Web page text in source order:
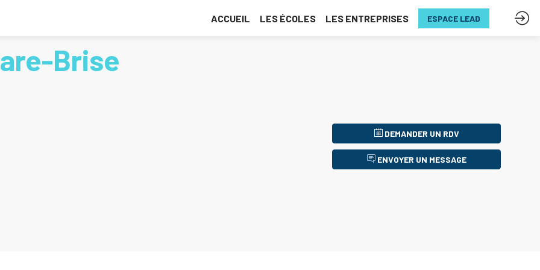
ACCUEIL LES ÉCOLES LES ENTREPRISES ESPACE LEAD
DEMANDER UN RDV
ENVOYER UN MESSAGE
Brise